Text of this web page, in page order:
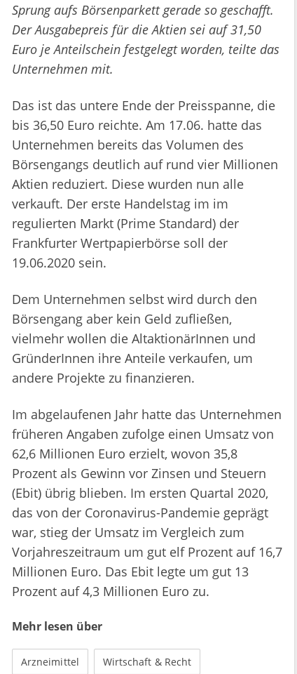
Sprung aufs Börsenparkett gerade so geschafft.
Der Ausgabepreis für die Aktien sei auf 31,50
Euro je Anteilschein festgelegt worden, teilte das
Unternehmen mit.
Das ist das untere Ende der Preisspanne, die
bis 36,50 Euro reichte. Am 17.06. hatte das
Unternehmen bereits das Volumen des
Börsengangs deutlich auf rund vier Millionen
Aktien reduziert. Diese wurden nun alle
verkauft. Der erste Handelstag im im
regulierten Markt (Prime Standard) der
Frankfurter Wertpapierbörse soll der
19.06.2020 sein.
Dem Unternehmen selbst wird durch den
Börsengang aber kein Geld zufließen,
vielmehr wollen die AltaktionärInnen und
GründerInnen ihre Anteile verkaufen, um
andere Projekte zu finanzieren.
Im abgelaufenen Jahr hatte das Unternehmen
früheren Angaben zufolge einen Umsatz von
62,6 Millionen Euro erzielt, wovon 35,8
Prozent als Gewinn vor Zinsen und Steuern
(Ebit) übrig blieben. Im ersten Quartal 2020,
das von der Coronavirus-Pandemie geprägt
war, stieg der Umsatz im Vergleich zum
Vorjahreszeitraum um gut elf Prozent auf 16,7
Millionen Euro. Das Ebit legte um gut 13
Prozent auf 4,3 Millionen Euro zu.
Mehr lesen über
Arzneimittel Wirtschaft & Recht